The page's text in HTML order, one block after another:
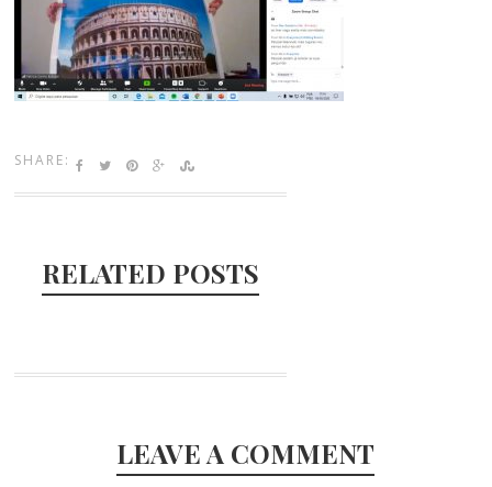
SHARE:
RELATED POSTS
LEAVE A COMMENT